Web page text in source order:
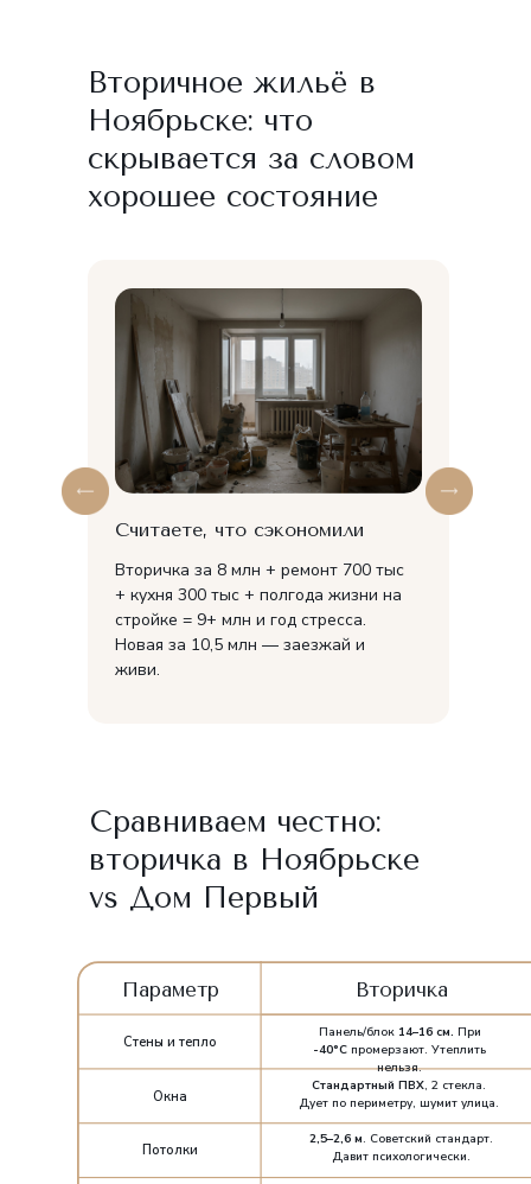
Вторичное жильё в
Ноябрьске: что
скрывается за словом
хорошее состояние
Считаете, что сэкономили
Вторичка за 8 млн + ремонт 700 тыс
+ кухня 300 тыс + полгода жизни на
стройке = 9+ млн и год стресса.
Новая за 10,5 млн — заезжай и
живи.
Сравниваем честно:
вторичка в Ноябрьске
vs Дом Первый
Параметр
Стены и тепло
Параметр Вторичка
Стены и тепло
Панель/блок 14–16 см. При
-40°C промерзают. Утеплить
нельзя.
Окна
Стандартный ПВХ, 2 стекла.
Дует по периметру, шумит улица.
Потолки
2,5–2,6 м. Советский стандарт.
Давит психологически.